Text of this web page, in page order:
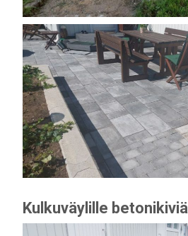
Kulkuväylille betonikiviä